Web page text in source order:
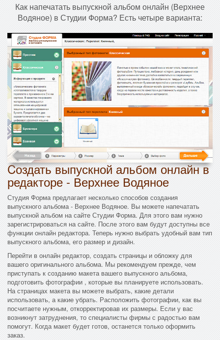
Как напечатать выпускной альбом онлайн (Верхнее
Водяное) в Студии Форма? Есть четыре варианта:
Cоздать выпускной альбом онлайн в
редакторе - Верхнее Водяное
Студия Форма предлагает несколько способов создания
выпускного альбома - Верхнее Водяное. Вы можете напечатать
выпускной альбом на сайте Студии Форма. Для этого вам нужно
зарегистрироваться на сайте. После этого вам будут доступны все
функции онлайн редактора. Теперь нужно выбрать удобный вам тип
выпускного альбома, его размер и дизайн.
Перейти в онлайн редактор, создать страницы и обложку для
вашего оригинального альбома. Мы рекомендуем прежде, чем
приступать к созданию макета вашего выпускного альбома,
подготовить фотографии , которые вы планируете использовать.
На страницах макета вы можете выбрать, какие детали
использовать, а какие убрать. Расположить фотографии, как вы
посчитаете нужным, откорректировав их размеры. Если у вас
возникнут затруднения, то специалисты фирмы с радостью вам
помогут. Когда макет будет готов, останется только оформить
заказ.